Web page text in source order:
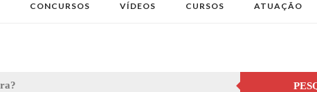
CONCURSOS VÍDEOS CURSOS ATUAÇÃO